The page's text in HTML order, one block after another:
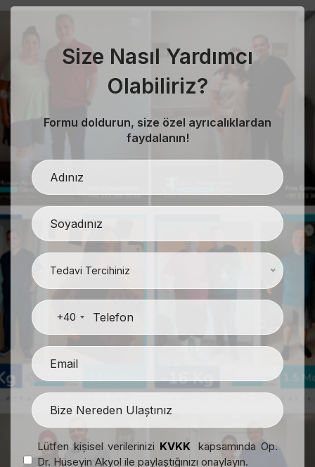
Size Nasıl Yardımcı
Olabiliriz?
Formu doldurun, size özel ayrıcalıklardan
faydalanın!
Tedavi Tercihiniz
+40
Lütfen kişisel verilerinizi KVKK kapsamında Op.
Dr. Hüseyin Akyol ile paylaştığınızı onaylayın.